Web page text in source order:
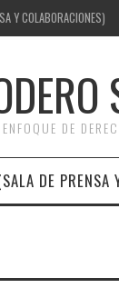
Y COLABORACIONES)
DE
DE PRENSA